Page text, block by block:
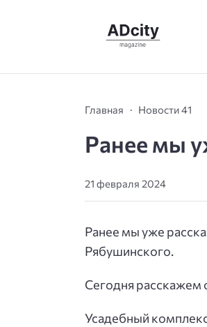
Главная Новости 41
Ранее мы
21 февраля 2024
Ранее мы уже
Рябушинского.
Сегодня
Усадебный